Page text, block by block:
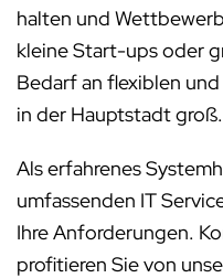
halten und
kleine Start-ups oder
Bedarf an flexiblen
in der Hauptstadt groß.
Als erfahrenes
umfassenden IT
Ihre Anforderungen.
profitieren Sie von